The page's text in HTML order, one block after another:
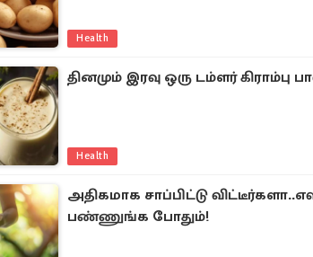
Health
தினமும் இரவு ஒரு டம்ளர்
Health
அதிகமாக சாப்பிட்டு
பண்ணுங்க போதும்!